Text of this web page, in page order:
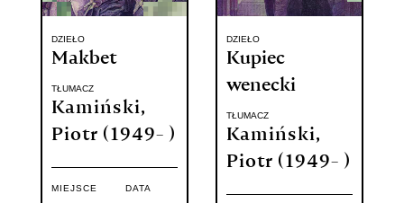
DZIEŁO
Makbet
TŁUMACZ
Kamiński,
Piotr (1949- )
MIEJSCE DATA
DZIEŁO
Kupiec
wenecki
TŁUMACZ
Kamiński,
Piotr (1949- )